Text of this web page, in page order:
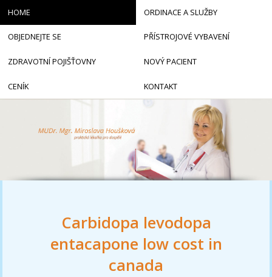
Carbidopa levodopa
entacapone low cost in
canada
HOME ORDINACE A SLUŽBY
OBJEDNEJTE SE PŘÍSTROJOVÉ VYBAVENÍ
ZDRAVOTNÍ POJIŠŤOVNY NOVÝ PACIENT
CENÍK KONTAKT